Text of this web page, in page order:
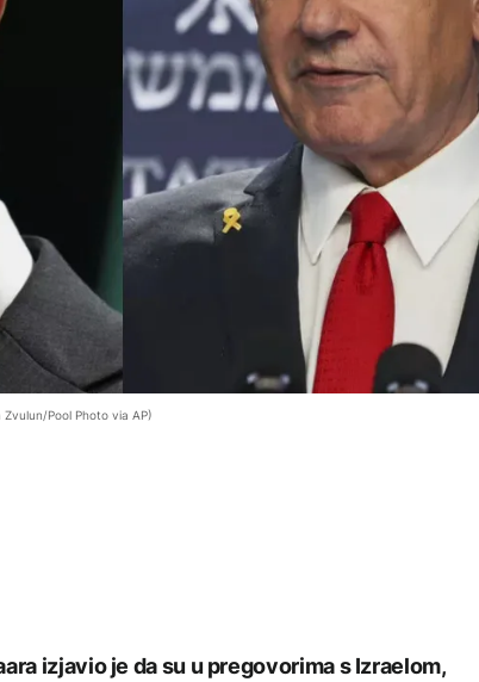
Pool Photo via AP)
izjavio je da su u pregovorima s Izraelom,